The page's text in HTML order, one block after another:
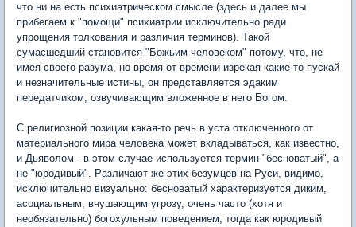
что ни на есть психиатрическом смысле (здесь и далее мы
прибегаем к "помощи" психиатрии исключительно ради
упрощения толкования и различия терминов). Такой
сумасшедший становится "Божьим человеком" потому, что, не
имея своего разума, но время от времени изрекая какие-то пускай
и незначительные истины, он представляется эдаким
передатчиком, озвучивающим вложенное в него Богом.
С религиозной позиции какая-то речь в уста отключенного от
материального мира человека может вкладываться, как известно,
и Дьяволом - в этом случае используется термин "бесноватый", а
не "юродивый". Различают же этих безумцев на Руси, видимо,
исключительно визуально: бесноватый характеризуется диким,
асоциальным, внушающим угрозу, очень часто (хотя и
необязательно) богохульным поведением, тогда как юродивый